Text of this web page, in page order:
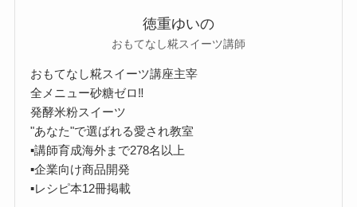
徳重ゆいの
おもてなし糀スイーツ講師
おもてなし糀スイーツ講座主宰
全メニュー砂糖ゼロ‼︎
発酵米粉スイーツ
"あなた"で選ばれる愛され教室
▪︎講師育成海外まで278名以上
▪︎企業向け商品開発
▪︎レシピ本12冊掲載